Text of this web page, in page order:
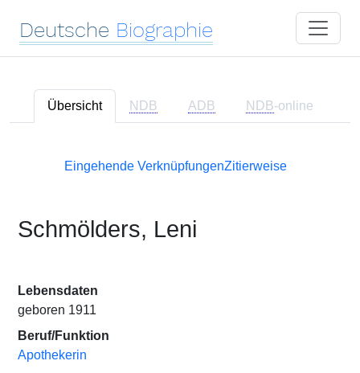
Deutsche Biographie
Übersicht NDB ADB NDB-online
Eingehende VerknüpfungenZitierweise
Schmölders, Leni
Lebensdaten
geboren 1911
Beruf/Funktion
Apothekerin